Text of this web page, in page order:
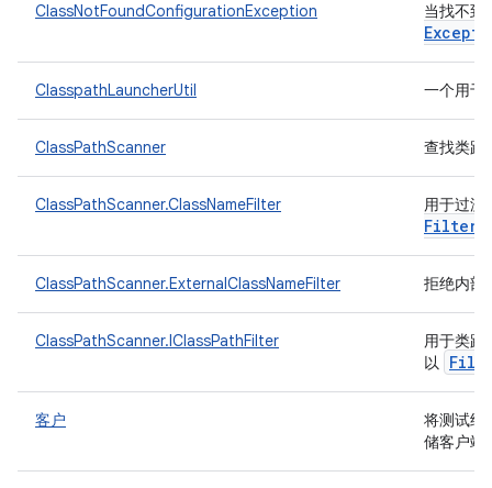
ClassNotFoundConfigurationException 当找不到
ClasspathLauncherUtil 一个用于
ClassPathScanner 查找类路
ClassPathScanner.ClassNameFilter 用于过
Filter
ClassPathScanner.ExternalClassNameFilter 拒绝内部
ClassPathScanner.IClassPathFilter
用于类路
以
客户
将测试结
储客户